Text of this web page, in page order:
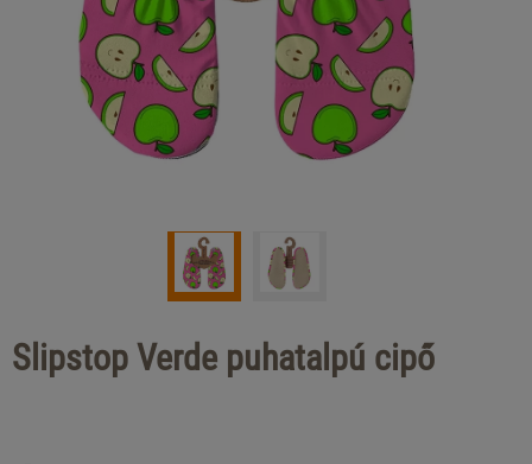
Slipstop Verde puhatalpú cipő